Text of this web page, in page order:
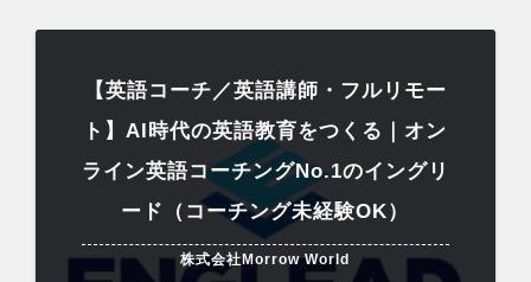
【英語コーチ／英語講師・フルリモー
ト】AI時代の英語教育をつくる｜オン
ライン英語コーチングNo.1のイングリ
ード（コーチング未経験OK）
株式会社Morrow World